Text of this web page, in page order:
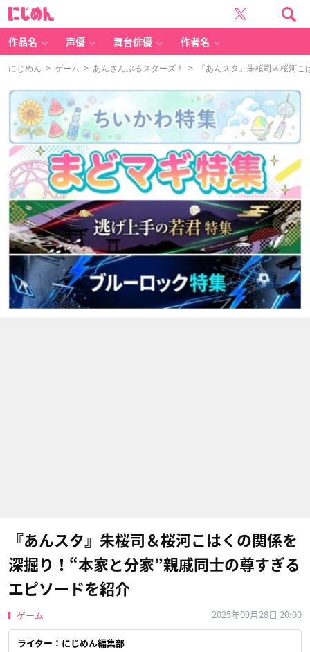
作品名 声優 舞台俳優 作者名
にじめん > ゲーム > あんさんぶるスターズ！ > 『あんスタ』朱桜司＆桜河こ
『あんスタ』朱桜司＆桜河こはくの関係を
深掘り！“本家と分家”親戚同士の尊すぎる
エピソードを紹介
ゲーム 2025年09月28日 20:00
ライター：にじめん編集部